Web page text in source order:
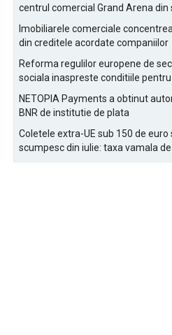
centrul comercial Grand Arena din
Imobiliarele comerciale
din creditele acordate companiilor
Reforma regulilor europene de
sociala inaspreste conditiile pentru
NETOPIA Payments a obtinut
BNR de institutie de plata
Coletele extra-UE sub 150 de euro
scumpesc din iulie: taxa vamala
pe articol, adaugata la taxa